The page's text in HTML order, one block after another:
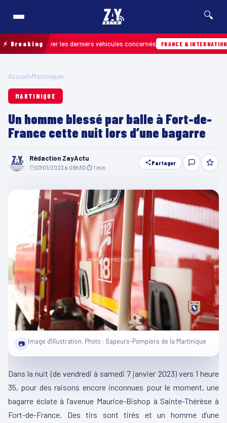
🔍
⚡ Breaking
retrouver les derniers véhicules concernés FRANCE & INTERNATIONALE
Accueil›Martinique›
MARTINIQUE
Un homme blessé par balle à Fort-de-
France cette nuit lors d’une bagarre
Rédaction ZayActu
07/01/2023 à 09h30 ⏱ 1 min
Partager
📷 Image d'illustration. Photo : Sapeurs-Pompiers de la Martinique
Dans la nuit (de vendredi à samedi 7 janvier 2023) vers 1 heure
35, pour des raisons encore inconnues pour le moment, une
bagarre éclate à l’avenue Maurice-Bishop à Sainte-Thérèse à
Fort-de-France. Des tirs sont tirés et un homme d’une